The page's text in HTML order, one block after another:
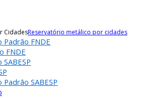
CidadesReservatório metálico por cidades
Padrão FNDE
FNDE
SABESP